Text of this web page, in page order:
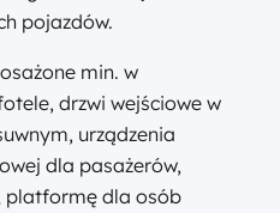
pojazdów.
min. w
drzwi wejściowe w
urządzenia
dla pasażerów,
platformę dla osób